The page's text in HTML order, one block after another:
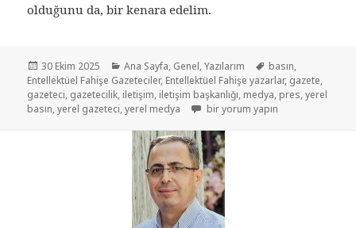
olduğunu da, bir kenara edelim.
30 Ekim 2025 Ana Sayfa, Genel,Yazılarım basın,
Entellektüel Fahişe Gazeteciler, Entellektüel Fahişe yazarlar, gazete,
gazeteci, gazetecilik, iletişim, iletişim başkanlığı, medya, pres,yerel
basın,yerel gazeteci,yerel medya bir yorum yapın